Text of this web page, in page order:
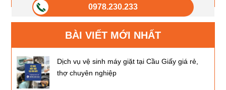
0978.230.233
BÀI VIẾT MỚI NHẤT
Dịch vụ vệ sinh máy giặt tại Cầu Giấy giá rẻ,
thợ chuyên nghiệp